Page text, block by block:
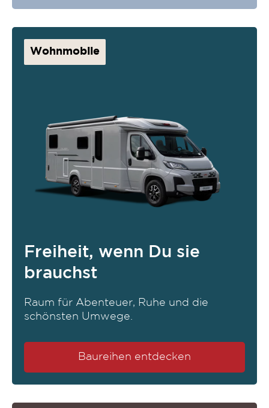
Wohnmobile
Freiheit, wenn Du sie
brauchst
Raum für Abenteuer, Ruhe und die
schönsten Umwege.
Baureihen entdecken